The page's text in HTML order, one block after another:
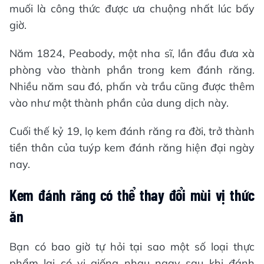
muối là công thức được ưa chuộng nhất lúc bấy
giờ.
Năm 1824, Peabody, một nha sĩ, lần đầu đưa xà
phòng vào thành phần trong kem đánh răng.
Nhiều năm sau đó, phấn và trầu cũng được thêm
vào như một thành phần của dung dịch này.
Cuối thế kỷ 19, lọ kem đánh răng ra đời, trở thành
tiền thân của tuýp kem đánh răng hiện đại ngày
nay.
Kem đánh răng có thể thay đổi mùi vị thức
ăn
Bạn có bao giờ tự hỏi tại sao một số loại thực